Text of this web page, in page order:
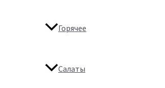
Горячее
Салаты